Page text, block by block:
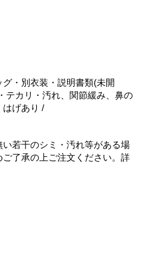
・別衣装・説明書類(未開
テカリ・汚れ、関節緩み、鼻の
はげあり /
若干のシミ・汚れ等がある場
了承の上ご注文ください。詳